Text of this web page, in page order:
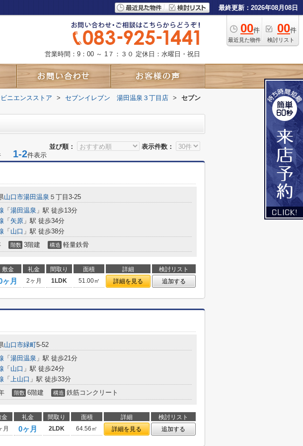
最終更新：2026年08月08日
00件
最近見た物件
00件
検討リスト
営業時間：9：00 ～ 1７：３０ 定休日：水曜日・祝日
ニエンスストア > セブンイレブン 湯田温泉３丁目店 >
セブン
並び順：
表示件数：
1-2件表示
山口市湯田温泉 ５丁目3-25
「 湯田温泉 」駅 徒歩13分
「 矢原 」駅 徒歩34分
「 山口 」駅 徒歩38分
階数 3階建 構造 軽量鉄骨
敷金 礼金 間取り 面積 詳細
検討リスト
ヶ月 2ヶ月 1LDK 51.00㎡ 詳細を見る 追加する
山口市緑町5-52
「 湯田温泉 」駅 徒歩21分
「 山口 」駅 徒歩24分
「 上山口 」駅 徒歩33分
階数 6階建 構造 鉄筋コンクリート
金 礼金 間取り 面積 詳細
検討リスト
月 0ヶ月 2LDK 64.56㎡ 詳細を見る 追加する